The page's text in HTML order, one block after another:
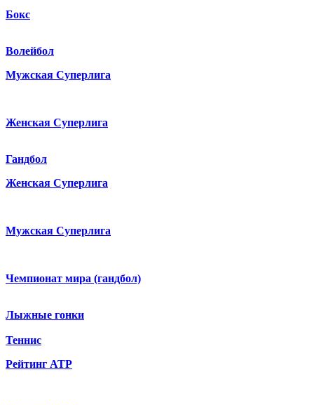
Бокс
Волейбол
Мужская Суперлига
Женская Суперлига
Гандбол
Женская Суперлига
Мужская Суперлига
Чемпионат мира (гандбол)
Лыжные гонки
Теннис
Рейтинг ATP